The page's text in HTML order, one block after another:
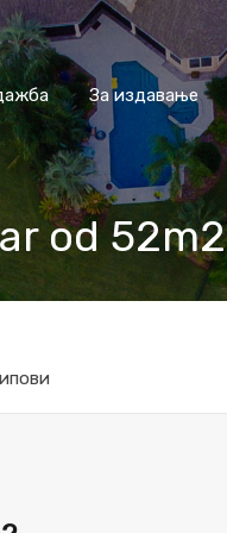
За издавање
od 52m2